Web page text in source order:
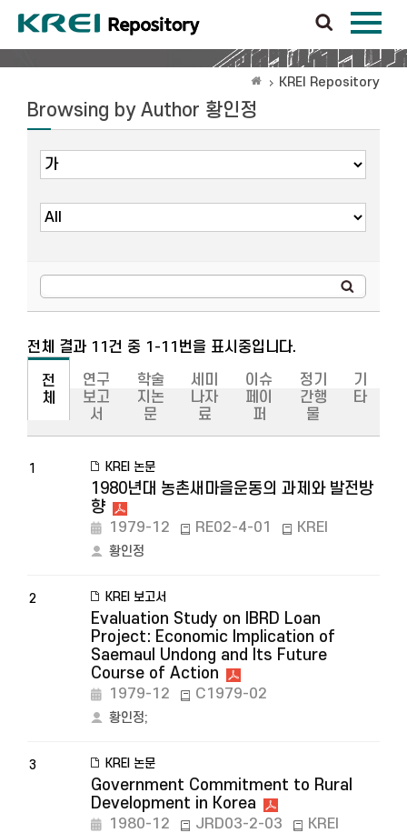
KREI Repository
Browsing by Author 황인정
전체 결과 11건 중 1-11번을 표시중입니다.
전
체
연구
보고
서
학술
지논
문
세미
나자
료
이슈
페이
퍼
정기
간행
물
기
타
1 KREI 논문
1980년대 농촌새마을운동의 과제와 발전방
향
1979-12 RE02-4-01 KREI
황인정
2 KREI 보고서
Evaluation Study on IBRD Loan
Project: Economic Implication of
Saemaul Undong and Its Future
Course of Action
1979-12 C1979-02
황인정;
3 KREI 논문
Government Commitment to Rural
Development in Korea
1980-12 JRD03-2-03 KREI